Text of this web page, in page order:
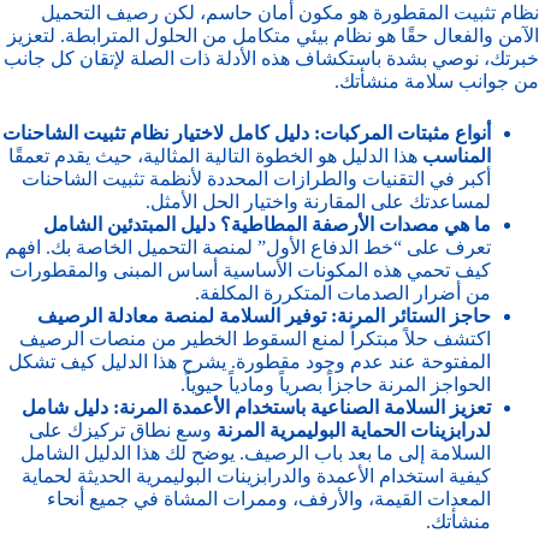
نظام تثبيت المقطورة هو مكون أمان حاسم، لكن رصيف التحميل
الآمن والفعال حقًا هو نظام بيئي متكامل من الحلول المترابطة. لتعزيز
خبرتك، نوصي بشدة باستكشاف هذه الأدلة ذات الصلة لإتقان كل جانب
من جوانب سلامة منشأتك.
أنواع مثبتات المركبات: دليل كامل لاختيار نظام تثبيت الشاحنات
المناسب هذا الدليل هو الخطوة التالية المثالية، حيث يقدم تعمقًا
أكبر في التقنيات والطرازات المحددة لأنظمة تثبيت الشاحنات
لمساعدتك على المقارنة واختيار الحل الأمثل.
ما هي مصدات الأرصفة المطاطية؟ دليل المبتدئين الشامل
تعرف على “خط الدفاع الأول” لمنصة التحميل الخاصة بك. افهم
كيف تحمي هذه المكونات الأساسية أساس المبنى والمقطورات
من أضرار الصدمات المتكررة المكلفة.
حاجز الستائر المرنة: توفير السلامة لمنصة معادلة الرصيف
اكتشف حلاً مبتكراً لمنع السقوط الخطير من منصات الرصيف
المفتوحة عند عدم وجود مقطورة. يشرح هذا الدليل كيف تشكل
الحواجز المرنة حاجزاً بصرياً ومادياً حيوياً.
تعزيز السلامة الصناعية باستخدام الأعمدة المرنة: دليل شامل
لدرابزينات الحماية البوليمرية المرنة وسع نطاق تركيزك على
السلامة إلى ما بعد باب الرصيف. يوضح لك هذا الدليل الشامل
كيفية استخدام الأعمدة والدرابزينات البوليمرية الحديثة لحماية
المعدات القيمة، والأرفف، وممرات المشاة في جميع أنحاء
منشأتك.